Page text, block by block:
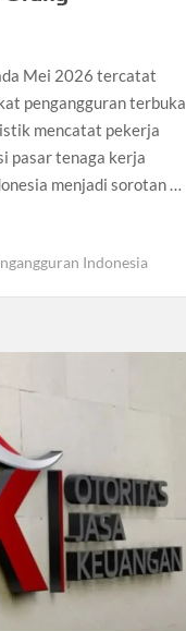
Mei 2026 tercatat
pengangguran terbuka
mencatat pekerja
pasar tenaga kerja
menjadi sorotan …
Indonesia